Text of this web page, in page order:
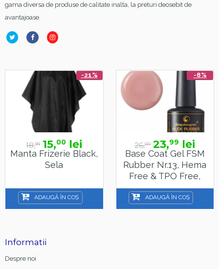
gama diversa de produse de calitate inalta, la preturi deosebit de
avantajoase.
-21%
18,99 15,00 lei
Manta Frizerie Black,
Sela
ADAUGĂ ÎN COȘ
-8%
26,00 23,99 lei
Base Coat Gel FSM
Rubber Nr.13, Hema
Free & TPO Free,
15ml
ADAUGĂ ÎN COȘ
Informatii
Despre noi